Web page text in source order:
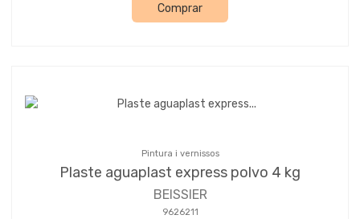
Comprar
Pintura i vernissos
Plaste aguaplast express polvo 4 kg
BEISSIER
9626211